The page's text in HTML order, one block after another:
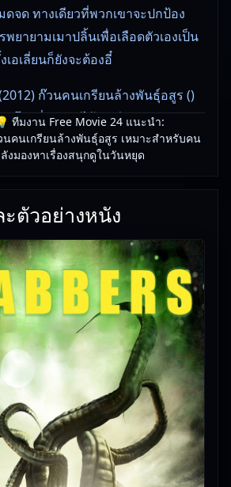
ดจด ทางเดียวที่พวกเขาจะปกป้อง
พยายามเมาปลิ้นเพื่อเลือดตัวเองเป็น
อเลี่ยนก็ยังจะต้องอี๋
ก๊วนคนเกรียนล้างพันธุ์อสูร ()
นโรงที่คุณชมได้ทันที
าพที่ดูได้ทุกวัย เหมาะสำหรับเวลา
24 คัดสรร Grabbers (2012) ก๊
Free Movie 24— ตรวจสอบล่าสุด:
เรา
ทีมงาน Free Movie 24 แนะนำ:
นคนเกรียนล้างพันธุ์อสูร เหมาะสำหรับคน
มองหาเรื่องสนุกดูในวันหยุด
ตัวอย่างหนัง